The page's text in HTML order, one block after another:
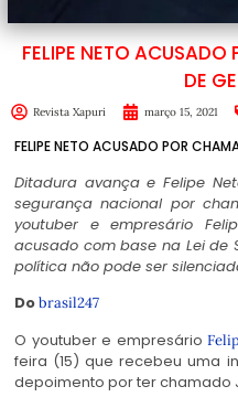
FELIPE NETO
DE
Revista Xapuri março 15, 2021
FELIPE NETO ACUSADO POR
Ditadura avança e Felipe
segurança nacional por
youtuber e empresário
acusado com base na Lei de
política não pode ser
Dobrasil247
O youtuber e empresário
feira (15) que recebeu uma
depoimento por ter chamado